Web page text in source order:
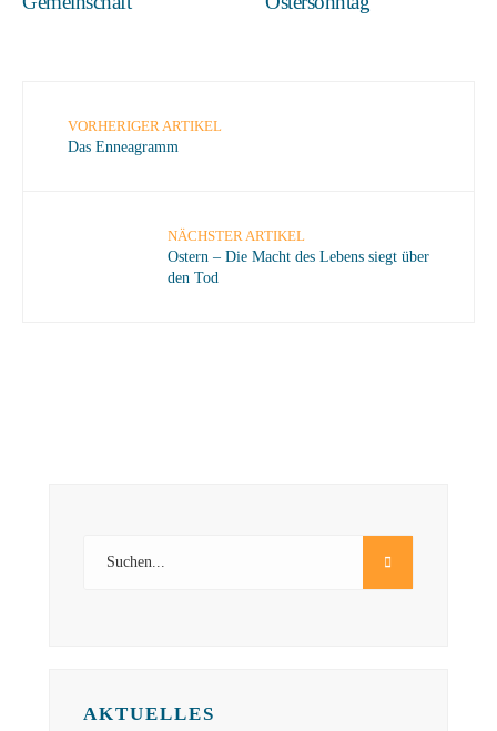
VORHERIGER ARTIKEL
Das Enneagramm
NÄCHSTER ARTIKEL
Ostern – Die Macht des Lebens siegt über
den Tod
AKTUELLES